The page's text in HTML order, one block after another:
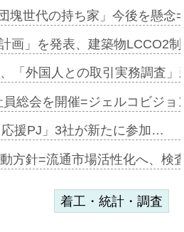
塊世代の持ち家」今後を懸
画」を発表、建築物LCCO2
「外国人との取引実務調査
員総会を開催=ジェルコビジ
援PJ」3社が新たに参加…
方針=流通市場活性化へ、検
着工・統計・調査